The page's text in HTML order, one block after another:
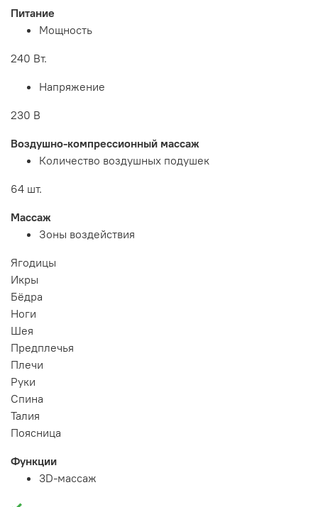
Питание
Мощность
240 Вт.
Напряжение
230 В
Воздушно-компрессионный массаж
Количество воздушных подушек
64 шт.
Массаж
Зоны воздействия
Ягодицы
Икры
Бёдра
Ноги
Шея
Предплечья
Плечи
Руки
Спина
Талия
Поясница
Функции
3D-массаж